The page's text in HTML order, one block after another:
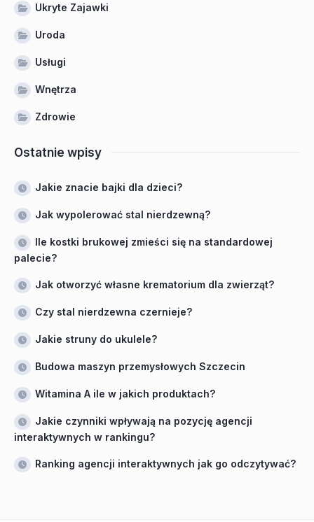
Ukryte Zajawki
Uroda
Usługi
Wnętrza
Zdrowie
Ostatnie wpisy
Jakie znacie bajki dla dzieci?
Jak wypolerować stal nierdzewną?
Ile kostki brukowej zmieści się na standardowej
palecie?
Jak otworzyć własne krematorium dla zwierząt?
Czy stal nierdzewna czernieje?
Jakie struny do ukulele?
Budowa maszyn przemysłowych Szczecin
Witamina A ile w jakich produktach?
Jakie czynniki wpływają na pozycję agencji
interaktywnych w rankingu?
Ranking agencji interaktywnych jak go odczytywać?